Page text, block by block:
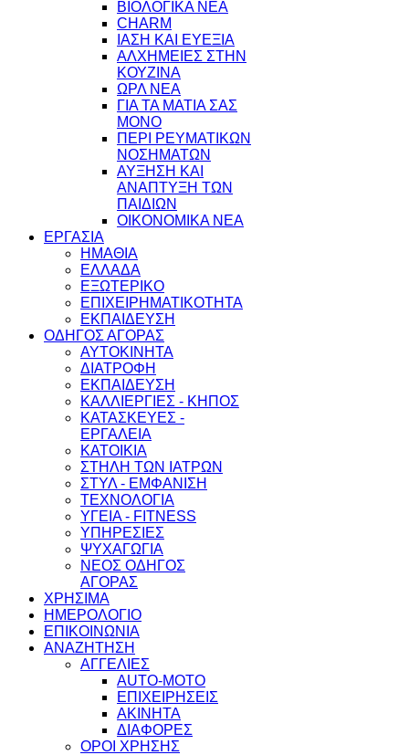
ΒΙΟΛΟΓΙΚΑ ΝΕΑ
CHARM
ΙΑΣΗ ΚΑΙ ΕΥΕΞΙΑ
ΑΛΧΗΜΕΙΕΣ ΣΤΗΝ
ΚΟΥΖΙΝΑ
ΩΡΛ ΝEA
ΓΙΑ ΤΑ ΜΑΤΙΑ ΣΑΣ
ΜΟΝΟ
ΠΕΡΙ ΡΕΥΜΑΤΙΚΩΝ
ΝΟΣΗΜΑΤΩΝ
ΑΥΞΗΣΗ ΚΑΙ
ΑΝΑΠΤΥΞΗ ΤΩΝ
ΠΑΙΔΙΩΝ
ΟΙΚΟΝΟΜΙΚΑ ΝΕΑ
ΕΡΓΑΣΙΑ
ΗΜΑΘΙΑ
ΕΛΛΑΔΑ
ΕΞΩΤΕΡΙΚΟ
ΕΠΙΧΕΙΡΗΜΑΤΙΚΟΤΗΤΑ
ΕΚΠΑΙΔΕΥΣΗ
ΟΔΗΓΟΣ ΑΓΟΡΑΣ
ΑΥΤΟΚΙΝΗΤΑ
ΔΙΑΤΡΟΦΗ
ΕΚΠΑΙΔΕΥΣΗ
ΚΑΛΛΙΕΡΓΙΕΣ - ΚΗΠΟΣ
ΚΑΤΑΣΚΕΥΕΣ -
ΕΡΓΑΛΕΙΑ
ΚΑΤΟΙΚΙΑ
ΣΤΗΛΗ ΤΩΝ ΙΑΤΡΩΝ
ΣΤΥΛ - ΕΜΦΑΝΙΣΗ
ΤΕΧΝΟΛΟΓΙΑ
ΥΓΕΙΑ - FITNESS
ΥΠΗΡΕΣΙΕΣ
ΨΥΧΑΓΩΓΙΑ
ΝΕΟΣ ΟΔΗΓΟΣ
ΑΓΟΡΑΣ
ΧΡΗΣΙΜΑ
ΗΜΕΡΟΛΟΓΙΟ
ΕΠΙΚΟΙΝΩΝΙΑ
ΑΝΑΖΗΤΗΣΗ
ΑΓΓΕΛΙΕΣ
AUTO-MOTO
ΕΠΙΧΕΙΡΗΣΕΙΣ
ΑΚΙΝΗΤΑ
ΔΙΑΦΟΡΕΣ
ΟΡΟΙ ΧΡΗΣΗΣ